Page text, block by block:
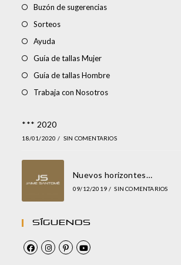
Buzón de sugerencias
Sorteos
Ayuda
Guía de tallas Mujer
Guía de tallas Hombre
Trabaja con Nosotros
*** 2020
18/01/2020 / SIN COMENTARIOS
Nuevos horizontes…
09/12/2019 / SIN COMENTARIOS
Síguenos